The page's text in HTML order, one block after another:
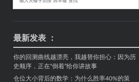
最新发表 ：
你的回测曲线越漂亮，我越替你担心：因为历
史顺序，正在“倒着”给你讲故事
仓位大小背后的数学：为什么胜率40%的策